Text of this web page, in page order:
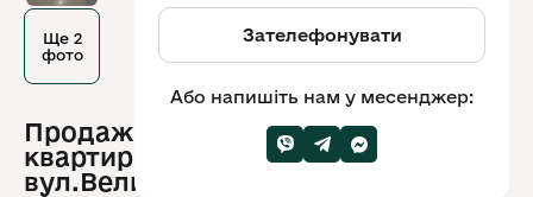
Ще 2
фото
Продаж 4-к
квартири по
вул.Величковського
ID
обʼєкту:
Зателефонувати
Або напишіть нам у месенджер: